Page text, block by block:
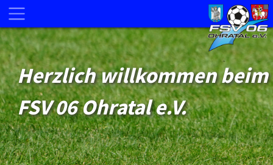
Herzlich willkommen beim
FSV 06 Ohratal e.V.